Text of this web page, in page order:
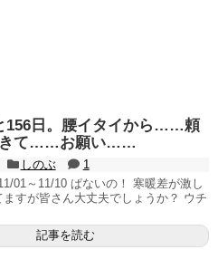
156日。腰イタイから……頼
きて……お願い……
しのぶ
1
01～11/10 ぱないの！ 寒暖差が激し
ますが皆さん大丈夫でしょうか？ ウチ
記事を読む